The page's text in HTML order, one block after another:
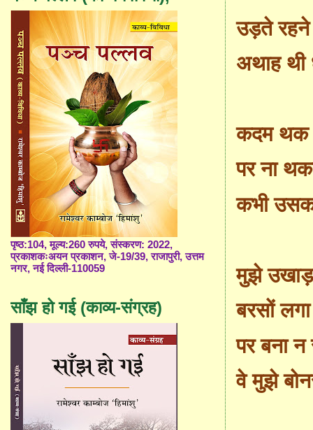
उड़ते रहने
अथाह थी
कदम थक
पर ना
कभी
मुझे
बरसों
पर बना
वे मुझे
पृष्ठ:104, मूल्य:260 रुपये, संस्करण: 2022,
प्रकाशकःअयन प्रकाशन, जे-19/39, राजापुरी, उत्तम
नगर, नई दिल्ली-110059
साँझ हो गई (काव्य-संग्रह)